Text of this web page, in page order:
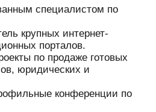
специалистом по
крупных интернет-
порталов.
по продаже готовых
юридических и
конференции по